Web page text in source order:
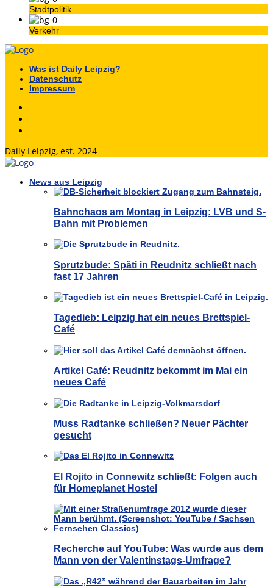
Stadtpolitik
Verkehr
Was ist Daily Leipzig?
Datenschutz
Impressum
Daily Leipzig, est. 2024
News aus Leipzig
Bahnchaos am Montag in Leipzig: LVB und S-
Bahn mit Problemen
Sprutzbude: Späti in Reudnitz schließt nach
fast 17 Jahren
Tagedieb: Leipzig hat ein neues Brettspiel-
Café
Artikel Café: Reudnitz bekommt im Mai ein
neues Café
Muss Radtanke schließen? Neuer Pächter
gesucht
El Rojito in Connewitz schließt: Folgen auch
für Homeplanet Hostel
Recherche auf YouTube: Was wurde aus dem
Mann von der Valentinstags-Umfrage?